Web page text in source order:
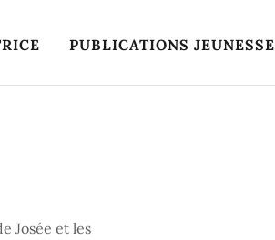
PUBLICATIONS JEUNESSE
Josée et les